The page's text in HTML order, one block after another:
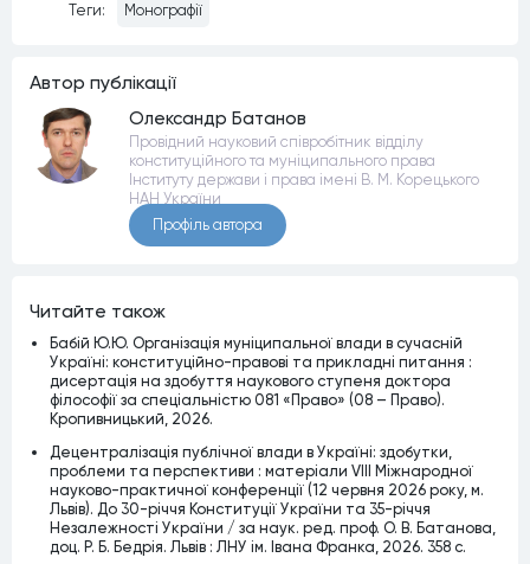
Теги: Монографії
Автор публiкацiї
Олександр Батанов
Провідний науковий співробітник відділу
конституційного та муніципального права
Інституту держави і права імені В. М. Корецького
НАН України
Профiль автора
Читайте також
Бабій Ю.Ю. Організація муніципальної влади в сучасній
Україні: конституційно-правові та прикладні питання :
дисертація на здобуття наукового ступеня доктора
філософії за спеціальністю 081 «Право» (08 – Право).
Кропивницький, 2026.
Децентралізація публічної влади в Україні: здобутки,
проблеми та перспективи : матеріали VІІІ Міжнародної
науково-практичної конференції (12 червня 2026 року, м.
Львів). До 30-річчя Конституції України та 35-річчя
Незалежності України / за наук. ред. проф. О. В. Батанова,
доц. Р. Б. Бедрія. Львів : ЛНУ ім. Івана Франка, 2026. 358 с.